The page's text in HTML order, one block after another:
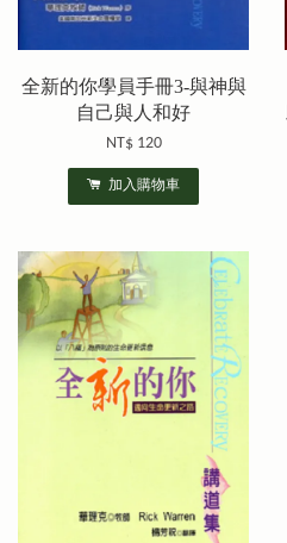
全新的你學員手冊3-與神與
自己與人和好
NT$ 120
加入購物車